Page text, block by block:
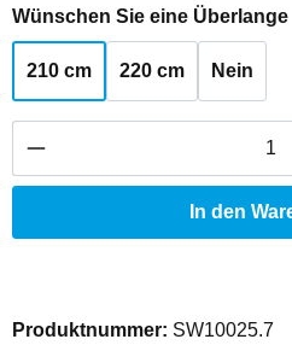
Wünschen Sie eine Überlange
210 cm 220 cm Nein
Produkt Anzahl: Gib
In den
Produktnummer: SW10025.7